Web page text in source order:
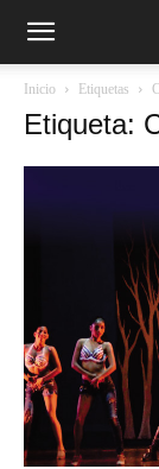
Inicio Etiquetas
Etiqueta: